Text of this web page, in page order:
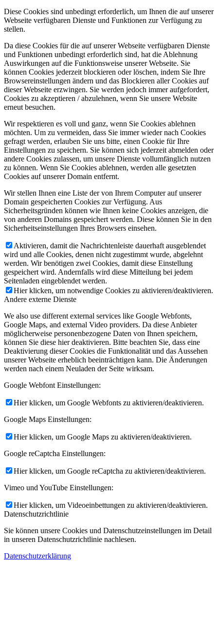
Diese Cookies sind unbedingt erforderlich, um Ihnen die auf unserer
Webseite verfügbaren Dienste und Funktionen zur Verfügung zu
stellen.
Da diese Cookies für die auf unserer Webseite verfügbaren Dienste
und Funktionen unbedingt erforderlich sind, hat die Ablehnung
Auswirkungen auf die Funktionsweise unserer Webseite. Sie
können Cookies jederzeit blockieren oder löschen, indem Sie Ihre
Browsereinstellungen ändern und das Blockieren aller Cookies auf
dieser Webseite erzwingen. Sie werden jedoch immer aufgefordert,
Cookies zu akzeptieren / abzulehnen, wenn Sie unsere Website
erneut besuchen.
Wir respektieren es voll und ganz, wenn Sie Cookies ablehnen
möchten. Um zu vermeiden, dass Sie immer wieder nach Cookies
gefragt werden, erlauben Sie uns bitte, einen Cookie für Ihre
Einstellungen zu speichern. Sie können sich jederzeit abmelden oder
andere Cookies zulassen, um unsere Dienste vollumfänglich nutzen
zu können. Wenn Sie Cookies ablehnen, werden alle gesetzten
Cookies auf unserer Domain entfernt.
Wir stellen Ihnen eine Liste der von Ihrem Computer auf unserer
Domain gespeicherten Cookies zur Verfügung. Aus
Sicherheitsgründen können wie Ihnen keine Cookies anzeigen, die
von anderen Domains gespeichert werden. Diese können Sie in den
Sicherheitseinstellungen Ihres Browsers einsehen.
Aktivieren, damit die Nachrichtenleiste dauerhaft ausgeblendet
wird und alle Cookies, denen nicht zugestimmt wurde, abgelehnt
werden. Wir benötigen zwei Cookies, damit diese Einstellung
gespeichert wird. Andernfalls wird diese Mitteilung bei jedem
Seitenladen eingeblendet werden.
Hier klicken, um notwendige Cookies zu aktivieren/deaktivieren.
Andere externe Dienste
We also use different external services like Google Webfonts,
Google Maps, and external Video providers. Da diese Anbieter
möglicherweise personenbezogene Daten von Ihnen speichern,
können Sie diese hier deaktivieren. Bitte beachten Sie, dass eine
Deaktivierung dieser Cookies die Funktionalität und das Aussehen
unserer Webseite erheblich beeinträchtigen kann. Die Änderungen
werden nach einem Neuladen der Seite wirksam.
Google Webfont Einstellungen:
Hier klicken, um Google Webfonts zu aktivieren/deaktivieren.
Google Maps Einstellungen:
Hier klicken, um Google Maps zu aktivieren/deaktivieren.
Google reCaptcha Einstellungen:
Hier klicken, um Google reCaptcha zu aktivieren/deaktivieren.
Vimeo und YouTube Einstellungen:
Hier klicken, um Videoeinbettungen zu aktivieren/deaktivieren.
Datenschutzrichtlinie
Sie können unsere Cookies und Datenschutzeinstellungen im Detail
in unseren Datenschutzrichtlinie nachlesen.
Datenschutzerklärung